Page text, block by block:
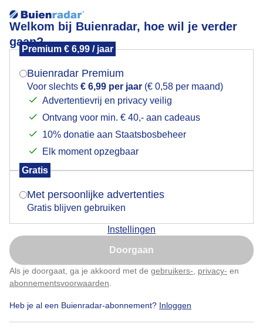
Welkom bij Buienradar, hoe wil je verder
gaan?
Premium € 6,99 / jaar
Buienradar Premium
Voor slechts € 6,99 per jaar (€ 0,58 per maand)
Advertentievrij en privacy veilig
Ontvang voor min. € 40,- aan cadeaus
10% donatie aan Staatsbosbeheer
Elk moment opzegbaar
Gratis
Met persoonlijke advertenties
Gratis blijven gebruiken
Instellingen
Doorgaan
Als je doorgaat, ga je akkoord met de gebruikers- privacy- en
abonnementsvoorwaarden
Heb je al een Buienradar-abonnement? Inloggen
Cagnes Sur Mer Frankrijk
Door: willie.elschot1963@gmail.com
Gemaakt: 23-06-2025, 44x bekeken
Mogen we je locatie gebruiken voor het
Indien je hier nog geen akkoord op hebt gegeven,
verschijnt er zo een pop-up uit je browser waarin
Is goed, toon de popup
Nu niet, misschien later
Klik hierom dit aan te passen